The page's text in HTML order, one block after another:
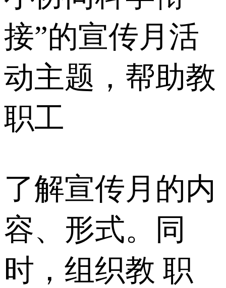
接”的宣传月活
动主题，帮助教
职工
了解宣传月的内
容、形式。同
时，组织教 职